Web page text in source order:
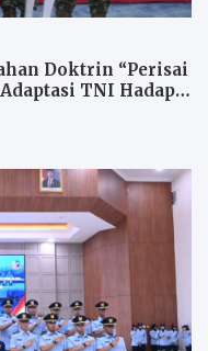
Doktrin “Perisai
TNI Hadapi